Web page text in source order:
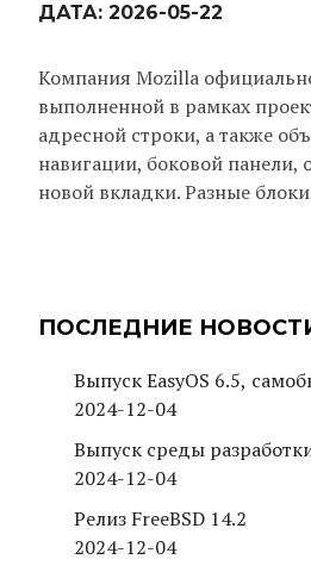
ДАТА: 2026-05-22
Компания Mozilla
выполненной в рамках
адресной строки, а также
навигации, боковой
новой вкладки. Разные
ПОСЛЕДНИЕ
Выпуск EasyOS 6.5,
2024-12-04
Выпуск среды
2024-12-04
Релиз FreeBSD 14.2
2024-12-04